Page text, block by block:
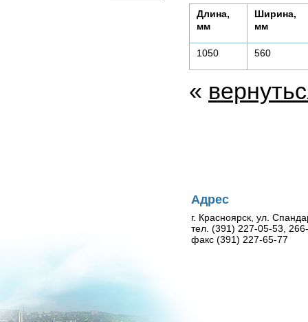
Длина,
мм
Ширина,
мм
1050 560
«
Адрес
г. Красноярск, ул.
тел. (391) 227-05-53,
факс (391) 227-65-77